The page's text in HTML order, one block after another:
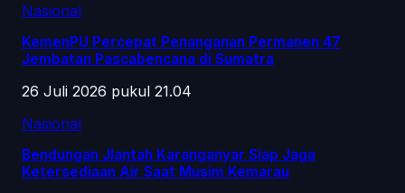
Nasional
KemenPU Percepat Penanganan Permanen 47
Jembatan Pascabencana di Sumatra
26 Juli 2026 pukul 21.04
Nasional
Bendungan Jlantah Karanganyar Siap Jaga
Ketersediaan Air Saat Musim Kemarau